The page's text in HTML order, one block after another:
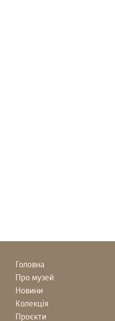
Головна
Про музей
Новини
Колекція
Проєкти